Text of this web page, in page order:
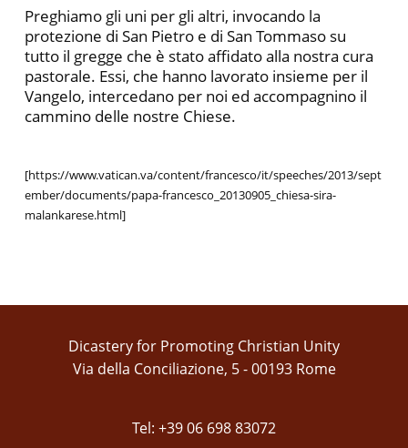
Preghiamo gli uni per gli altri, invocando la
protezione di San Pietro e di San Tommaso su
tutto il gregge che è stato affidato alla nostra cura
pastorale. Essi, che hanno lavorato insieme per il
Vangelo, intercedano per noi ed accompagnino il
cammino delle nostre Chiese.
[https://www.vatican.va/content/francesco/it/speeches/2013/sept
ember/documents/papa-francesco_20130905_chiesa-sira-
malankarese.html]
Dicastery for Promoting Christian Unity
Via della Conciliazione, 5 - 00193 Rome
Tel: +39 06 698 83072